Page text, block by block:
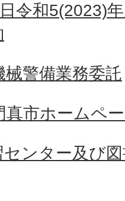
令和5(2023)
械警備業務委託
真市ホームペ
センター及び